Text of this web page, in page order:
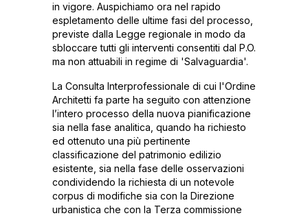
in vigore. Auspichiamo ora nel rapido
espletamento delle ultime fasi del processo,
previste dalla Legge regionale in modo da
sbloccare tutti gli interventi consentiti dal P.O.
ma non attuabili in regime di 'Salvaguardia'.
La Consulta Interprofessionale di cui l'Ordine
Architetti fa parte ha seguito con attenzione
l’intero processo della nuova pianificazione
sia nella fase analitica, quando ha richiesto
ed ottenuto una più pertinente
classificazione del patrimonio edilizio
esistente, sia nella fase delle osservazioni
condividendo la richiesta di un notevole
corpus di modifiche sia con la Direzione
urbanistica che con la Terza commissione